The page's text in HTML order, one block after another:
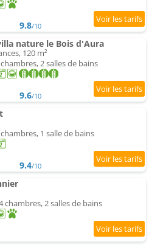
9.8/10
nature le Bois d'Aura
120 m²
2 salles de bains
9.6/10
1 salle de bains
9.4/10
chambres, 2 salles de bains